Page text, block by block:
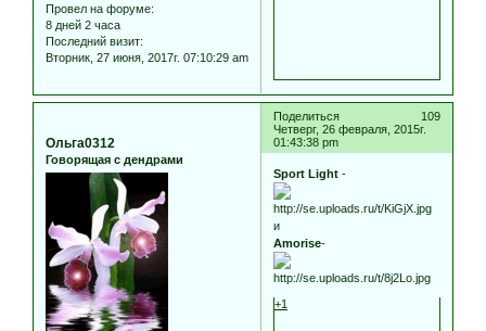
Провел на форуме:
8 дней 2 часа
Последний визит:
Вторник, 27 июня, 2017г. 07:10:29 am
Поделиться
109
Четверг, 26 февраля, 2015г.
01:43:38 pm
Ольга0312
Говорящая с дендрами
Sport Light-
и
Amorise-
+1